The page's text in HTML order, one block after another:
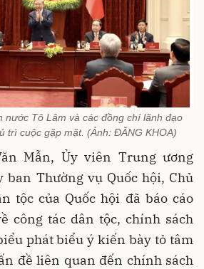
nước Tô Lâm và các đồng chí lãnh đạo
trì cuộc gặp mặt. (Ảnh: ĐĂNG KHOA)
Mẫn, Ủy viên Trung ương
ban Thường vụ Quốc hội, Chủ
tộc của Quốc hội đã báo cáo
công tác dân tộc, chính sách
phát biểu ý kiến bày tỏ tâm
đề liên quan đến chính sách